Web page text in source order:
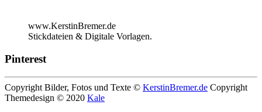
www.KerstinBremer.de
Stickdateien & Digitale Vorlagen.
Pinterest
Copyright Bilder, Fotos und Texte © KerstinBremer.de Copyright
Themedesign © 2020 Kale